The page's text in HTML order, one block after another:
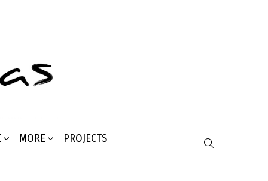
MORE PROJECTS